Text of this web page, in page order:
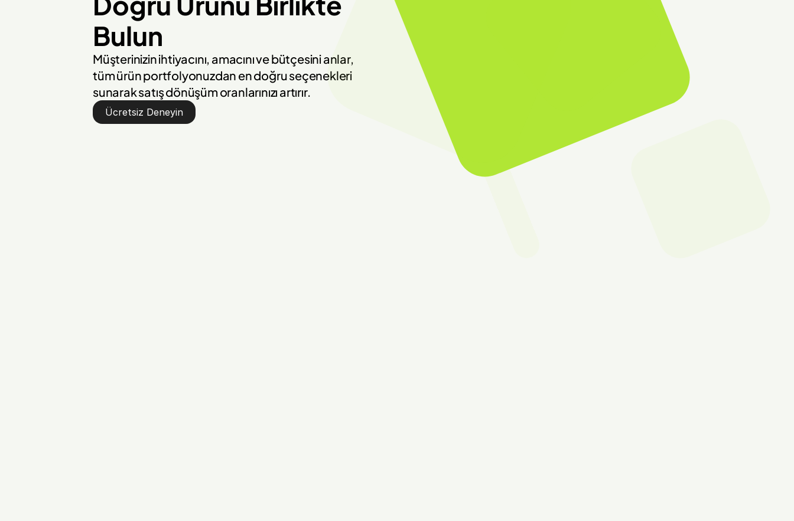
Bulun
Müşterinizin ihtiyacını, amacını ve bütçesini anlar,
tüm ürün portfolyonuzdan en doğru seçenekleri
sunarak satış dönüşüm oranlarınızı artırır.
Ücretsiz Deneyin